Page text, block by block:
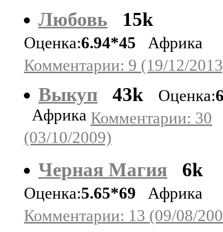
Любовь
15k
Оценка:6.94*45 Африка
Комментарии: 9 (19/12/
Выкуп 43k Оценка:
Африка Комментарии: 30
(03/10/2009)
Черная Магия
6k
Оценка:5.65*69 Африка
Комментарии: 13 (09/08/